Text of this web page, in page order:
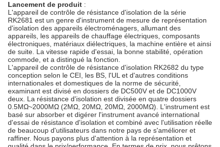
Lancement de produit :
L'appareil de contrôle de résistance d'isolation de la série
RK2681 est un genre d'instrument de mesure de représentation
d'isolation des appareils électroménagers, allumant des
appareils, les appareils de chauffage électriques, composants
électroniques, matériaux diélectriques, la machine entière et ainsi
de suite. La vitesse rapide d'essai, la bonne stabilité, opération
commode, et a distingué la fonction.
L'appareil de contrôle de résistance d'isolation RK2682 du type
conception selon le CEI, les BS, l'UL et d'autres conditions
internationales et domestiques de la norme de sécurité,
examinant est divisé en dossiers de DC500V et de DC1000V
deux. La résistance d'isolation est divisée en quatre dossiers
0.5MΩ~2000MΩ (2MΩ, 20MΩ, 20MΩ, 2000MΩ). L'instrument est
basé sur absorber et digérer l'instrument avancé international
d'essai de résistance d'isolation et combiné avec l'utilisation réelle
de beaucoup d'utilisateurs dans notre pays de s'améliorer et
raffiner. Nous payons plus d'attention à la représentation et